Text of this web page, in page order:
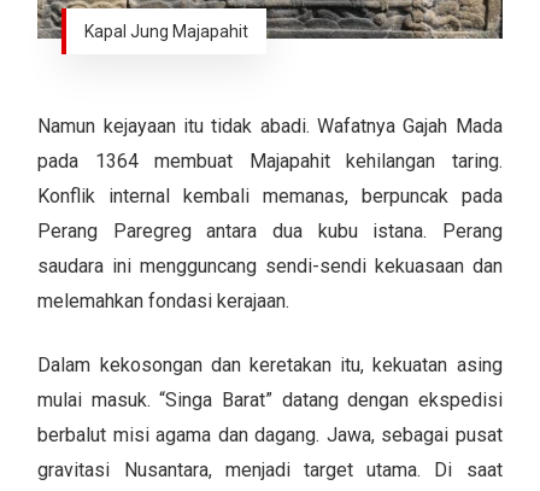
Kapal Jung Majapahit
Namun kejayaan itu tidak abadi. Wafatnya Gajah Mada
pada 1364 membuat Majapahit kehilangan taring.
Konflik internal kembali memanas, berpuncak pada
Perang Paregreg antara dua kubu istana. Perang
saudara ini mengguncang sendi-sendi kekuasaan dan
melemahkan fondasi kerajaan.
Dalam kekosongan dan keretakan itu, kekuatan asing
mulai masuk. “Singa Barat” datang dengan ekspedisi
berbalut misi agama dan dagang. Jawa, sebagai pusat
gravitasi Nusantara, menjadi target utama. Di saat